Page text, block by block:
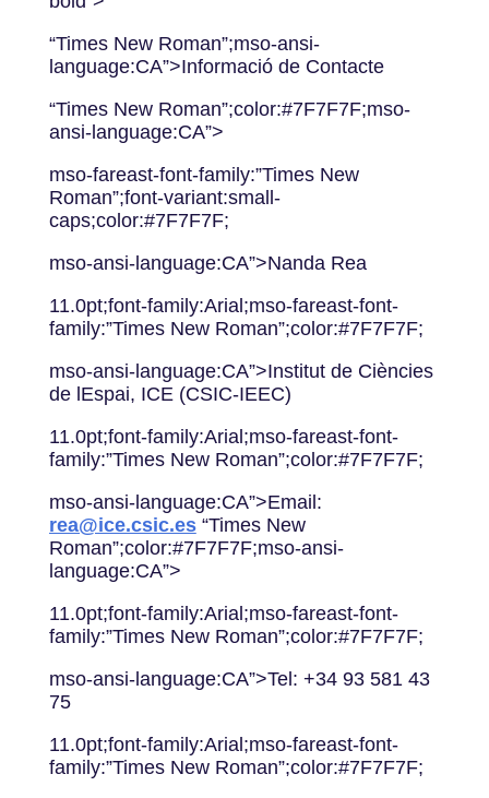
“Times New Roman”;mso-ansi-
language:CA”>Informació de Contacte
“Times New Roman”;color:#7F7F7F;mso-
ansi-language:CA”>
mso-fareast-font-family:”Times New
Roman”;font-variant:small-
caps;color:#7F7F7F;
mso-ansi-language:CA”>Nanda Rea
11.0pt;font-family:Arial;mso-fareast-font-
family:”Times New Roman”;color:#7F7F7F;
mso-ansi-language:CA”>Institut de Ciències
de lEspai, ICE (CSIC-IEEC)
11.0pt;font-family:Arial;mso-fareast-font-
family:”Times New Roman”;color:#7F7F7F;
mso-ansi-language:CA”>Email:
rea@ice.csic.es“Times New
Roman”;color:#7F7F7F;mso-ansi-
language:CA”>
11.0pt;font-family:Arial;mso-fareast-font-
family:”Times New Roman”;color:#7F7F7F;
mso-ansi-language:CA”>Tel: +34 93 581 43
75
11.0pt;font-family:Arial;mso-fareast-font-
family:”Times New Roman”;color:#7F7F7F;